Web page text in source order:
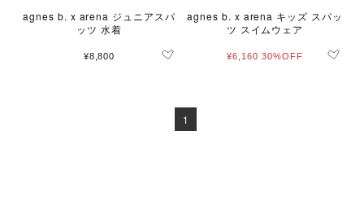
agnes b. x arena ジュニアスパ
ッツ 水着
¥8,800
agnes b. x arena キッズ スパッ
ツ スイムウェア
¥6,160 30%OFF
1